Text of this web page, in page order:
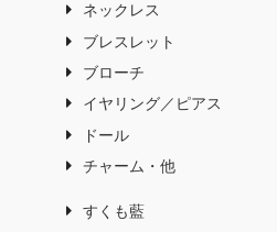
ネックレス
ブレスレット
ブローチ
イヤリング／ピアス
ドール
チャーム・他
すくも藍